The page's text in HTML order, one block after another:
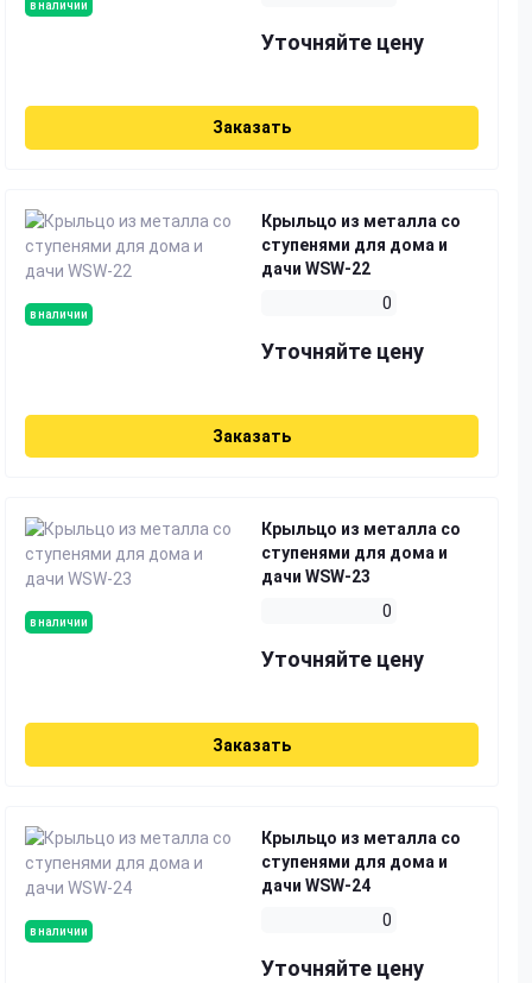
в наличии
Уточняйте цену
Заказать
в наличии
Крыльцо из металла со
ступенями для дома и
дачи WSW-22
0
Уточняйте цену
Заказать
в наличии
Крыльцо из металла со
ступенями для дома и
дачи WSW-23
0
Уточняйте цену
Заказать
в наличии
Крыльцо из металла со
ступенями для дома и
дачи WSW-24
0
Уточняйте цену